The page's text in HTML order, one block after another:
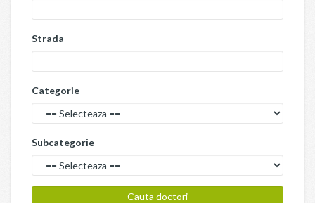
Strada
Categorie
Subcategorie